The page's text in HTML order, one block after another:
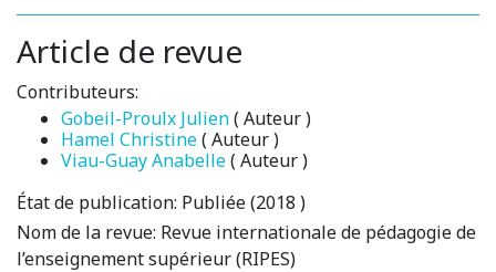
Article de revue
Contributeurs:
Gobeil-Proulx Julien( Auteur )
Hamel Christine( Auteur )
Viau-Guay Anabelle( Auteur )
État de publication: Publiée (2018 )
Nom de la revue: Revue internationale de pédagogie de
l’enseignement supérieur (RIPES)